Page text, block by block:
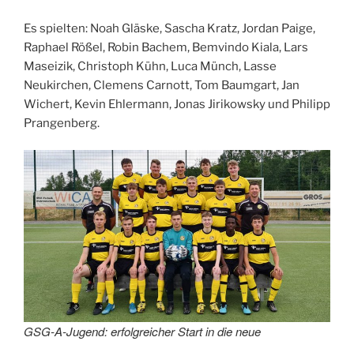
Es spielten: Noah Gläske, Sascha Kratz, Jordan Paige,
Raphael Rößel, Robin Bachem, Bemvindo Kiala, Lars
Maseizik, Christoph Kühn, Luca Münch, Lasse
Neukirchen, Clemens Carnott, Tom Baumgart, Jan
Wichert, Kevin Ehlermann, Jonas Jirikowsky und Philipp
Prangenberg.
GSG-A-Jugend: erfolgreicher Start in die neue